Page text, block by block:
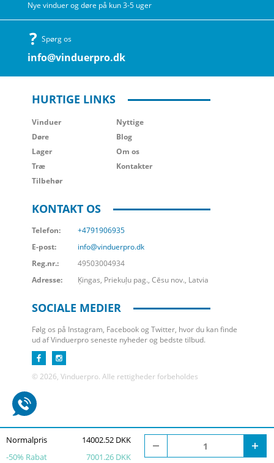
Normalpris
14002.52 DKK
-50% Rabat 7001.26 DKK
Nye vinduer og døre på kun 3-5 uger
Spørg os
info@vinduerpro.dk
HURTIGE LINKS
Vinduer
Døre
Lager
Træ
Tilbehør
Nyttige
Blog
Om os
Kontakter
KONTAKT OS
Telefon:
+4791906935
E-post:
info@vinduerpro.dk
Reg.nr.:
49503004934
Adresse:
Ķingas, Priekuļu pag., Cēsu nov., Latvia
SOCIALE MEDIER
Følg os på Instagram, Facebook og Twitter, hvor du kan finde
ud af Vinduerpro seneste nyheder og bedste tilbud.
© 2026, Vinduerpro. Alle rettigheder forbeholdes